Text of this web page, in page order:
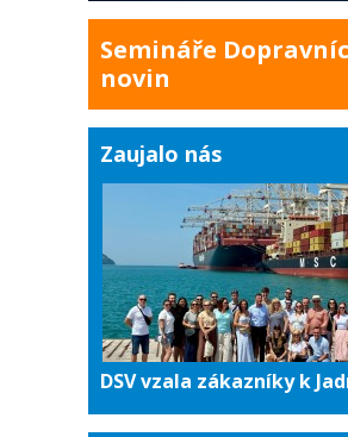
Semináře
novin
Zaujalo nás
DSV vzala zákazníky k